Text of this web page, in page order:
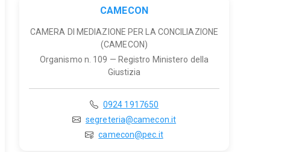
CAMECON
CAMERA DI MEDIAZIONE PER LA CONCILIAZIONE
(CAMECON)
Organismo n. 109 — Registro Ministero della
Giustizia
0924 1917650
segreteria@camecon.it
camecon@pec.it